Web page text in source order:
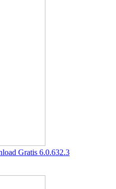
Gratis 6.0.632.3